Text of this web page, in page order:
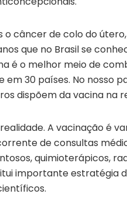
o câncer de colo do
que no Brasil se
é o melhor meio de
30 países. No nosso
dispõem da vacina na
A vacinação é
de consultas
quimioterápicos,
importante estratégia